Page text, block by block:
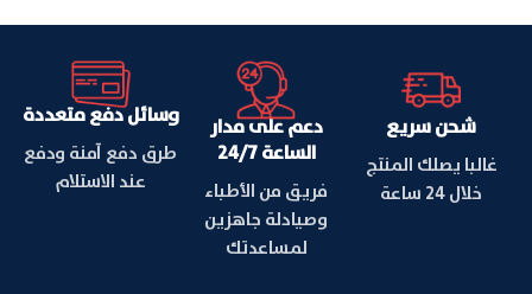
شحن سريع
غالبا يصلك المنتج
خلال 24 ساعة
دعم على مدار
الساعة 24/7
فريق من الأطباء
وصيادلة جاهزين
لمساعدتك
وسائل دفع متعددة
طرق دفع آمنة ودفع
عند الاستلام